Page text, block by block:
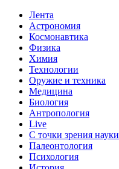
Лента
Астрономия
Космонавтика
Физика
Химия
Технологии
Оружие и техника
Медицина
Биология
Антропология
Live
С точки зрения науки
Палеонтология
Психология